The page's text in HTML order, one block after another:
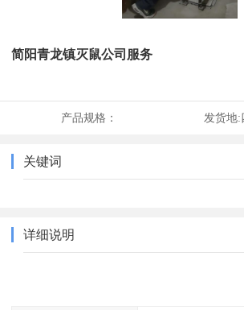
简阳青龙镇灭鼠公司服务
产品规格： 发货地:
关键词
详细说明